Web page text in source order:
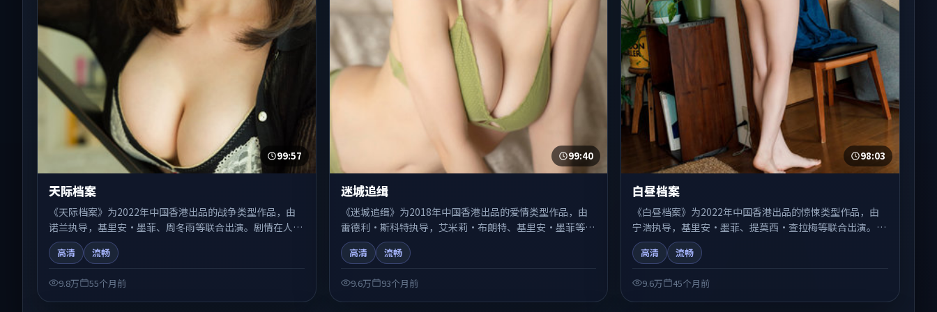
99:57
天际档案
《天际档案》为2022年中国香港出品的战争类型作品，由
诺兰执导，基里安·墨菲、周冬雨等联合出演。剧情在人物
弧光与节奏推进中展开，兼具叙事张力与视听质感。适合关
注国产在线观看、热播国产剧与院线佳片的观众收藏与检索
高清 流畅
9.8万 55个月前
99:40
迷城追缉
《迷城追缉》为2018年中国香港出品的爱情类型作品，由
雷德利·斯科特执导，艾米莉·布朗特、基里安·墨菲等联
合出演。剧情在人物弧光与节奏推进中展开，兼具叙事张力
与视听质感。适合关注国产在线观看、热播国产剧与院线佳
高清 流畅
9.6万 93个月前
98:03
白昼档案
《白昼档案》为2022年中国香港出品的惊悚类型作品，由
宁浩执导，基里安·墨菲、提莫西·查拉梅等联合出演。剧
情在人物弧光与节奏推进中展开，兼具叙事张力与视听质
感。适合关注国产在线观看、热播国产剧与院线佳片的观众
高清 流畅
9.6万 45个月前